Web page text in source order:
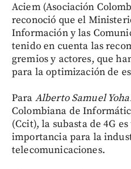
Aciem (Asociación
reconoció que el
Información y las
tenido en cuenta las
gremios y actores, que
para la optimización de
Para Alberto Samuel
Colombiana de
(Ccit), la subasta de 4G
importancia para la
telecomunicaciones.